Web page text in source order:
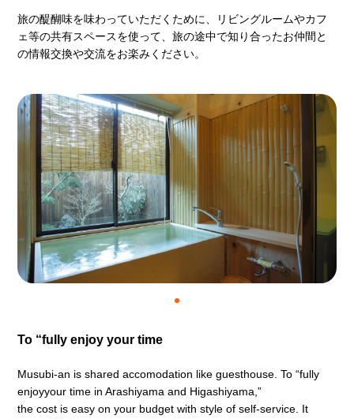
旅の醍醐味を味わっていただくために、リビングルームやカフ
ェ等の共有スペースを使って、旅の途中で知り合ったお仲間と
の情報交換や交流をお楽みください。
To “fully enjoy your time
Musubi-an is shared accomodation like guesthouse. To “fully
enjoyyour time in Arashiyama and Higashiyama,”
the cost is easy on your budget with style of self-service. It